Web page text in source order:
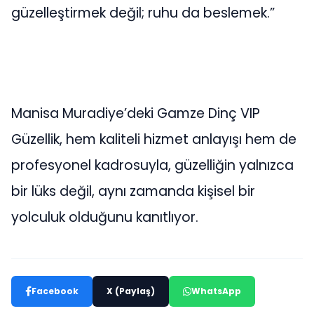
güzelleştirmek değil; ruhu da beslemek.”
Manisa Muradiye’deki Gamze Dinç VIP
Güzellik, hem kaliteli hizmet anlayışı hem de
profesyonel kadrosuyla, güzelliğin yalnızca
bir lüks değil, aynı zamanda kişisel bir
yolculuk olduğunu kanıtlıyor.
Facebook X (Paylaş) WhatsApp